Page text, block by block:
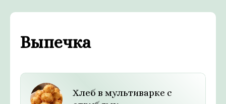
Выпечка
Хлеб в мультиварке с